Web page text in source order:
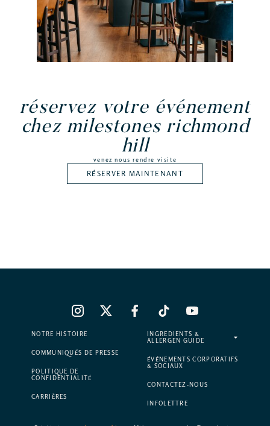
réservez votre événement
chez milestones richmond
hill
venez nous rendre visite
RÉSERVER MAINTENANT
NOTRE HISTOIRE
COMMUNIQUÉS DE PRESSE
POLITIQUE DE
CONFIDENTIALITÉ
CARRIÈRES
INGREDIENTS &
ALLERGEN GUIDE
ÉVÉNEMENTS CORPORATIFS
& SOCIAUX
CONTACTEZ-NOUS
INFOLETTRE